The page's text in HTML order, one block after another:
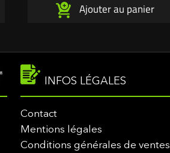
Ajouter au panier
INFOS LÉGALES
Contact
Mentions légales
Conditions générales de ventes